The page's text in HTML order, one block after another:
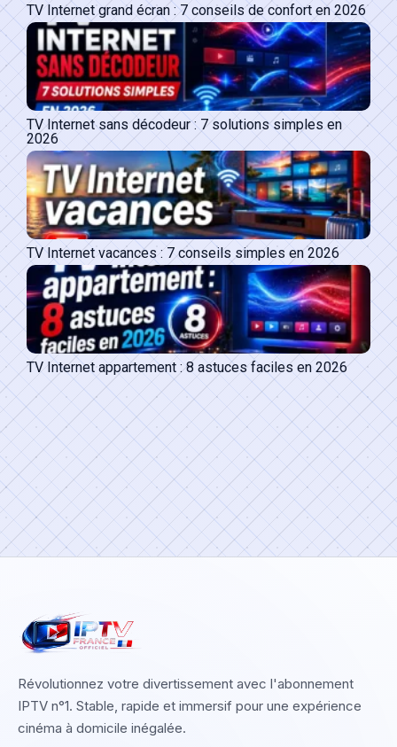
TV Internet grand écran : 7 conseils de confort en 2026
TV Internet sans décodeur : 7 solutions simples en
2026
TV Internet vacances : 7 conseils simples en 2026
TV Internet appartement : 8 astuces faciles en 2026
Révolutionnez votre divertissement avec l'abonnement
IPTV n°1. Stable, rapide et immersif pour une expérience
cinéma à domicile inégalée.